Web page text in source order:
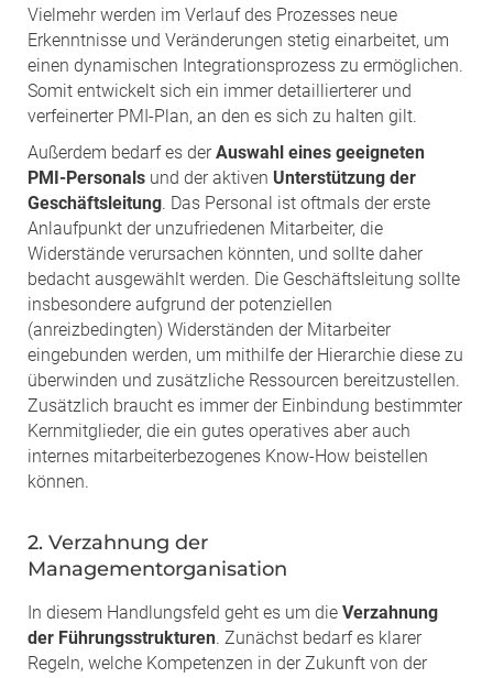
Vielmehr werden im Verlauf des Prozesses neue
Erkenntnisse und Veränderungen stetig einarbeitet, um
einen dynamischen Integrationsprozess zu ermöglichen.
Somit entwickelt sich ein immer detaillierterer und
verfeinerter PMI-Plan, an den es sich zu halten gilt.
Außerdem bedarf es derAuswahl eines geeigneten
PMI-Personals und der aktiven Unterstützung der
Geschäftsleitung. Das Personal ist oftmals der erste
Anlaufpunkt der unzufriedenen Mitarbeiter, die
Widerstände verursachen könnten, und sollte daher
bedacht ausgewählt werden. Die Geschäftsleitung sollte
insbesondere aufgrund der potenziellen
(anreizbedingten) Widerständen der Mitarbeiter
eingebunden werden, um mithilfe der Hierarchie diese zu
überwinden und zusätzliche Ressourcen bereitzustellen.
Zusätzlich braucht es immer der Einbindung bestimmter
Kernmitglieder, die ein gutes operatives aber auch
internes mitarbeiterbezogenes Know-How beistellen
können.
2. Verzahnung der
Managementorganisation
In diesem Handlungsfeld geht es um die Verzahnung
der Führungsstrukturen. Zunächst bedarf es klarer
Regeln, welche Kompetenzen in der Zukunft von der